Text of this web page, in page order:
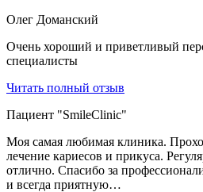
Олег Доманский
Очень хороший и приветливый
специалисты
Читать полный отзыв
Пациент "SmileClinic"
Моя самая любимая клиника.
лечение кариесов и прикуса.
отлично. Спасибо за
и всегда приятную…